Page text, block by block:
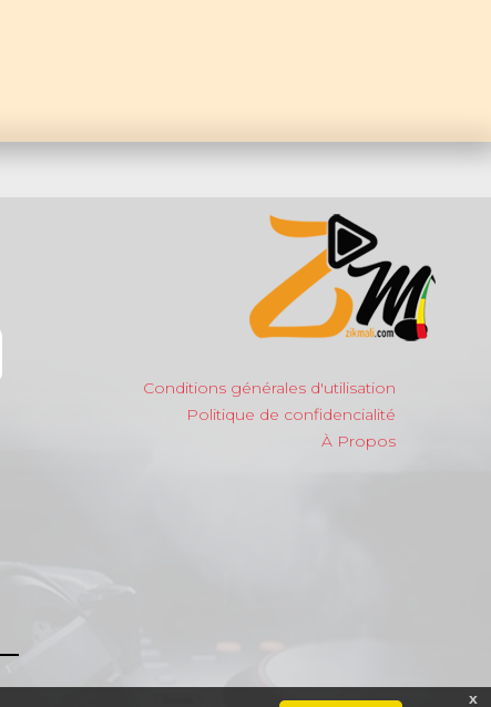
Conditions générales d'utilisation
Politique de confidencialité
À Propos
x